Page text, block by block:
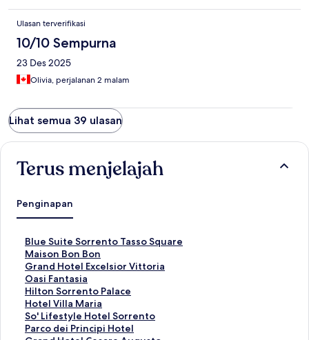
Ulasan terverifikasi
10/10 Sempurna
23 Des 2025
Olivia, perjalanan 2 malam
Lihat semua 39 ulasan
Terus menjelajah
Penginapan
Blue Suite Sorrento Tasso Square
T
a
u
t
a
n
S
t
Maison Bon Bon
T
a
u
t
a
n
S
Grand Hotel Excelsior Vittoria
T
a
u
t
a
n
Oasi Fantasia
T
a
u
t
a
Hilton Sorrento Palace
T
a
u
t
Hotel Villa Maria
T
a
u
So' Lifestyle Hotel Sorrento
T
a
Parco dei Principi Hotel
T